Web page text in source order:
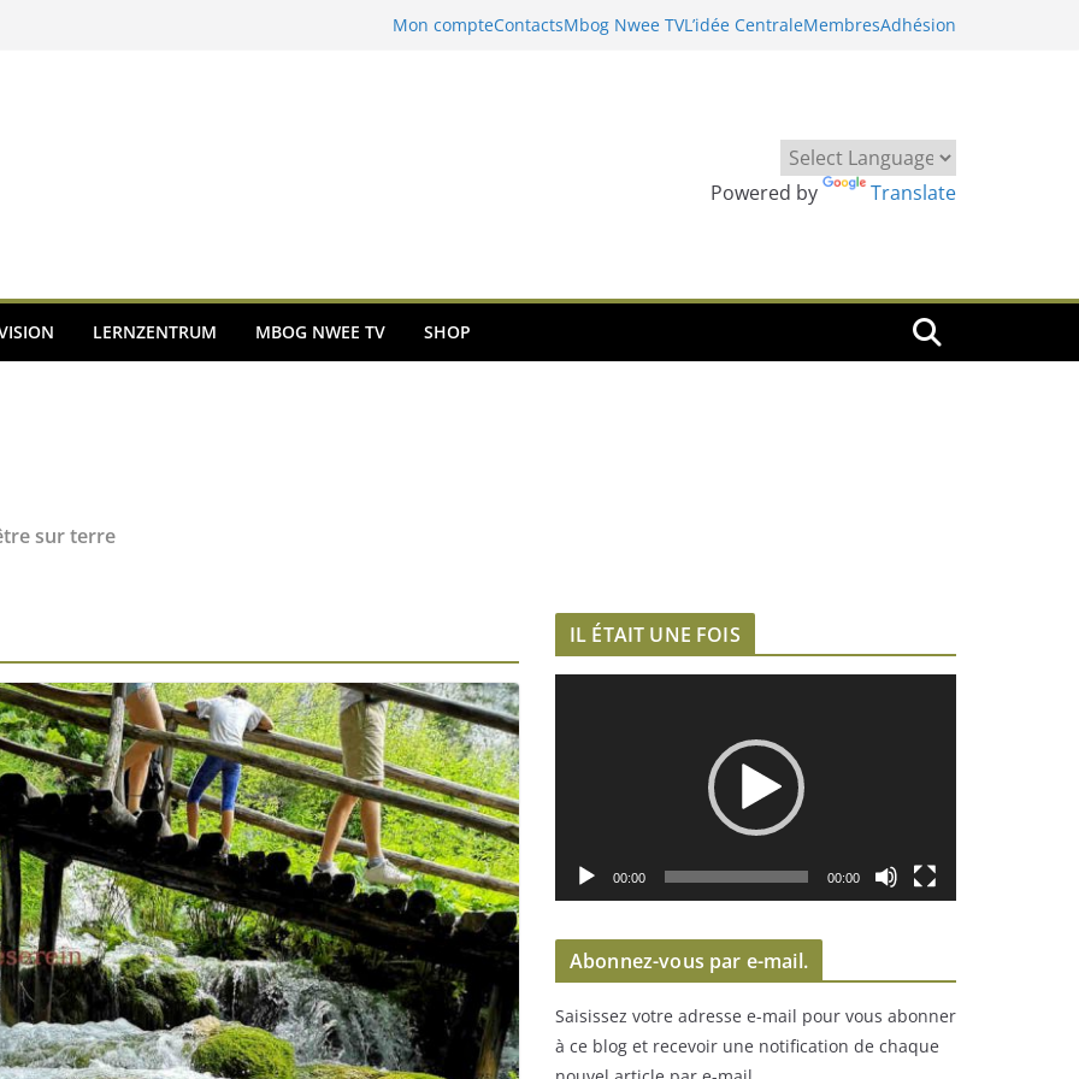
Mon compteContactsMbog Nwee TVL’idée CentraleMembresAdhésion
Powered by Translate
LERNZENTRUM MBOG NWEE TV SHOP
sur terre
IL ÉTAIT UNE FOIS
v
é
o
00:00 00:00
Abonnez-vous par e-mail.
Saisissez votre adresse e-mail pour vous abonner
à ce blog et recevoir une notification de chaque